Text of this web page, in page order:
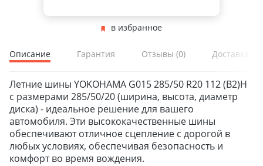
в избранное
Описание Гарантия Отзывы (0) Доставка и
Летние шины YOKOHAMA G015 285/50 R20 112 (B2)H
с размерами 285/50/20 (ширина, высота, диаметр
диска) - идеальное решение для вашего
автомобиля. Эти высококачественные шины
обеспечивают отличное сцепление с дорогой в
любых условиях, обеспечивая безопасность и
комфорт во время вождения.